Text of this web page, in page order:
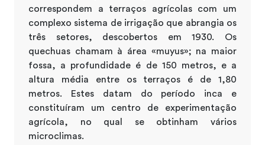
correspondem a terraços agrícolas com um
complexo sistema de irrigação que abrangia os
três setores, descobertos em 1930. Os
quechuas chamam à área «muyus»; na maior
fossa, a profundidade é de 150 metros, e a
altura média entre os terraços é de 1,80
metros. Estes datam do período inca e
constituíram um centro de experimentação
agrícola, no qual se obtinham vários
microclimas.